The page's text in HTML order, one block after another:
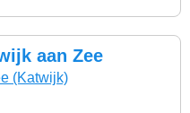
aan Zee
(Katwijk)